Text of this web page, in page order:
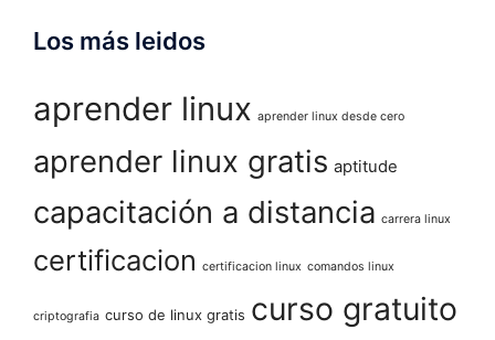
Los más leidos
aprender linux aprender linux desde cero
aprender linux gratis aptitude
capacitación a distancia carrera linux
certificacion certificacion linux comandos linux
criptografia curso de linux gratis curso gratuito